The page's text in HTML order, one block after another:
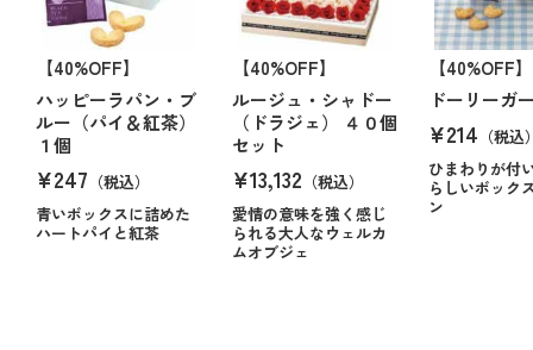
【40%OFF】
ハッピーラパン・ブ
ルー（パイ＆紅茶）
１個
¥247 （税込）
青いボックスに詰めた
ハートパイと紅茶
【40%OFF】
ルージュ・シャドー
（ドラジェ） ４０個
セット
¥13,132 （税込）
愛情の意味を強く感じ
られる大人なウェルカ
ムオブジェ
【40%OFF】
ドーリーガ
¥214 （税込
ひまわりが付
らしいボック
ン